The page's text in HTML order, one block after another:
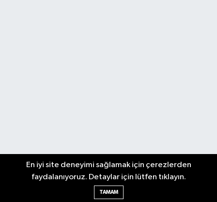
En iyi site deneyimi sağlamak için çerezlerden
faydalanıyoruz. Detaylar için lütfen tıklayın.
TAMAM